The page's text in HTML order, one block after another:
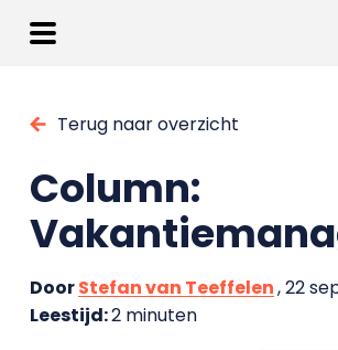
Terug naar overzicht
Column:
DoorStefan van Teeffelen, 22
Leestijd:2 minuten